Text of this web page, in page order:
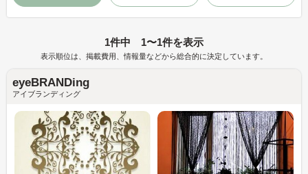
1件中 1〜1件を表示
表示順位は、掲載費用、情報量などから総合的に決定しています。
eyeBRANDing
アイブランディング